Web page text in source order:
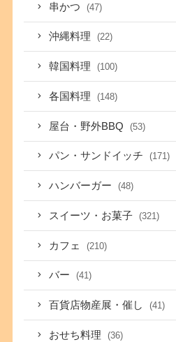
串かつ (47)
沖縄料理 (22)
韓国料理 (100)
各国料理 (148)
屋台・野外BBQ (53)
パン・サンドイッチ (171)
ハンバーガー (48)
スイーツ・お菓子 (321)
カフェ (210)
バー (41)
百貨店物産展・催し (41)
おせち料理 (36)